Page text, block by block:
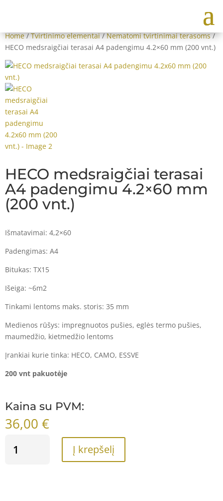
Home/Tvirtinimo elementai/Nematomi tvirtinimai terasoms/
HECO medsraigčiai terasai A4 padengimu 4.2×60 mm (200 vnt.)
HECO medsraigčiai terasai
A4 padengimu 4.2×60 mm
(200 vnt.)
Išmatavimai: 4,2×60
Padengimas: A4
Bitukas: TX15
Išeiga: ~6m2
Tinkami lentoms maks. storis: 35 mm
Medienos rūšys: impregnuotos pušies, eglės termo pušies,
maumedžio, kietmedžio lentoms
Įrankiai kurie tinka: HECO, CAMO, ESSVE
200 vnt pakuotėje
Kaina su PVM:
36,00 €
KIEKIS:
Į krepšelį